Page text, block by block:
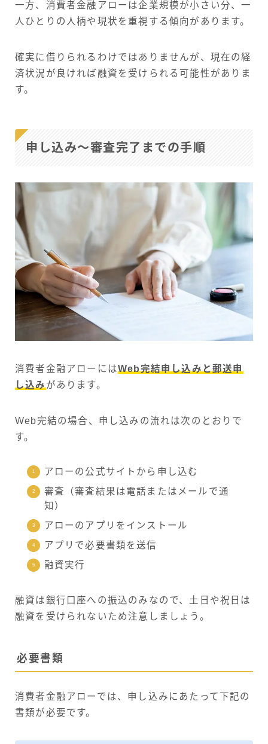
一方、消費者金融アローは企業規模が小さい分、一
人ひとりの人柄や現状を重視する傾向があります。
確実に借りられるわけではありませんが、現在の経
済状況が良ければ融資を受けられる可能性がありま
す。
申し込み～審査完了までの手順
消費者金融アローにはWeb完結申し込みと郵送申
し込み があります。
Web完結の場合、申し込みの流れは次のとおりで
す。
アローの公式サイトから申し込む
審査（審査結果は電話またはメールで通
知）
アローのアプリをインストール
アプリで必要書類を送信
融資実行
融資は銀行口座への振込のみなので、土日や祝日は
融資を受けられないため注意しましょう。
必要書類
消費者金融アローでは、申し込みにあたって下記の
書類が必要です。